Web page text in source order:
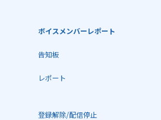
ボイスメンバーレポート
告知板
レポート
登録解除/配信停止